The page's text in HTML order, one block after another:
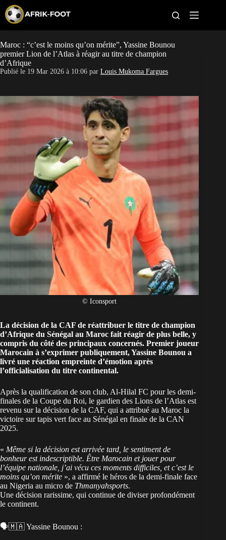
p
t
o
c
o
n
e
n
t
CAN féminine
CAN 2027
Pays
Clubs
Classement
Paris sportifs
Maroc : “c’est le moins qu’on mérite”, Yassine Bounou
premier Lion de l’Atlas à réagir au titre de champion
d’Afrique
Publié le 19 Mar 2026 à 10:06 par Louis Mukoma Fargues
© Iconsport
La décision de la CAF de réattribuer le titre de champion
d’Afrique du Sénégal au Maroc fait réagir de plus belle, y
compris du côté des principaux concernés. Premier joueur
Marocain à s’exprimer publiquement, Yassine Bounou a
livré une réaction empreinte d’émotion après
l’officialisation du titre continental.
Après la qualification de son club, Al-Hilal FC pour les demi-
finales de la Coupe du Roi, le gardien des Lions de l’Atlas est
revenu sur la décision de la CAF, qui a attribué au Maroc la
victoire sur tapis vert face au Sénégal en finale de la CAN
2025.
« Même si la décision est arrivée tard, le sentiment de
bonheur est indescriptible. Être Marocain et jouer pour
l’équipe nationale, j’ai vécu ces moments difficiles, et c’est le
moins qu’on mérite », a affirmé le héros de la demi-finale face
au Nigeria au micro de Thmanyahsports.
Une décision rarissime, qui continue de diviser profondément
le continent.
🗣️🇲🇦 Yassine Bounou :